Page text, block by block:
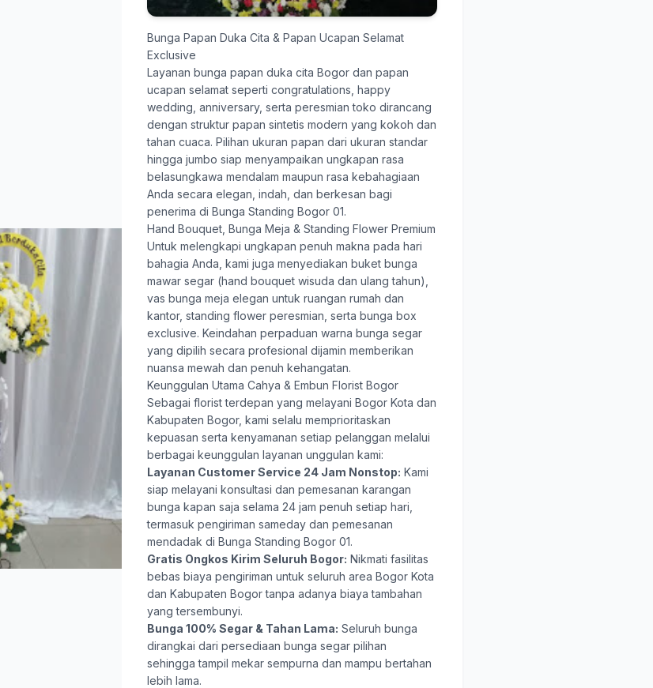
Bunga Papan Duka Cita & Papan Ucapan Selamat
Exclusive
Layanan bunga papan duka cita Bogor dan papan
ucapan selamat seperti congratulations, happy
wedding, anniversary, serta peresmian toko dirancang
dengan struktur papan sintetis modern yang kokoh dan
tahan cuaca. Pilihan ukuran papan dari ukuran standar
hingga jumbo siap menyampaikan ungkapan rasa
belasungkawa mendalam maupun rasa kebahagiaan
Anda secara elegan, indah, dan berkesan bagi
penerima di Bunga Standing Bogor 01.
Hand Bouquet, Bunga Meja & Standing Flower Premium
Untuk melengkapi ungkapan penuh makna pada hari
bahagia Anda, kami juga menyediakan buket bunga
mawar segar (hand bouquet wisuda dan ulang tahun),
vas bunga meja elegan untuk ruangan rumah dan
kantor, standing flower peresmian, serta bunga box
exclusive. Keindahan perpaduan warna bunga segar
yang dipilih secara profesional dijamin memberikan
nuansa mewah dan penuh kehangatan.
Keunggulan Utama Cahya & Embun Florist Bogor
Sebagai florist terdepan yang melayani Bogor Kota dan
Kabupaten Bogor, kami selalu memprioritaskan
kepuasan serta kenyamanan setiap pelanggan melalui
berbagai keunggulan layanan unggulan kami:
Layanan Customer Service 24 Jam Nonstop: Kami
siap melayani konsultasi dan pemesanan karangan
bunga kapan saja selama 24 jam penuh setiap hari,
termasuk pengiriman sameday dan pemesanan
mendadak di Bunga Standing Bogor 01.
Gratis Ongkos Kirim Seluruh Bogor: Nikmati fasilitas
bebas biaya pengiriman untuk seluruh area Bogor Kota
dan Kabupaten Bogor tanpa adanya biaya tambahan
yang tersembunyi.
Bunga 100% Segar & Tahan Lama: Seluruh bunga
dirangkai dari persediaan bunga segar pilihan
sehingga tampil mekar sempurna dan mampu bertahan
lebih lama.